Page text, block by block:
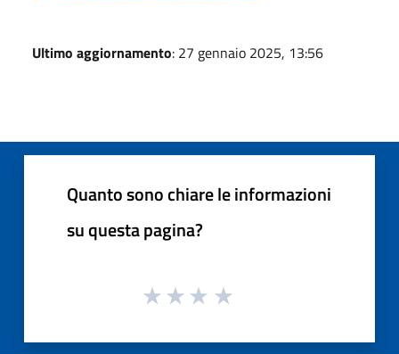
Ultimo aggiornamento: 27 gennaio 2025, 13:56
Quanto sono chiare le informazioni
su questa pagina?